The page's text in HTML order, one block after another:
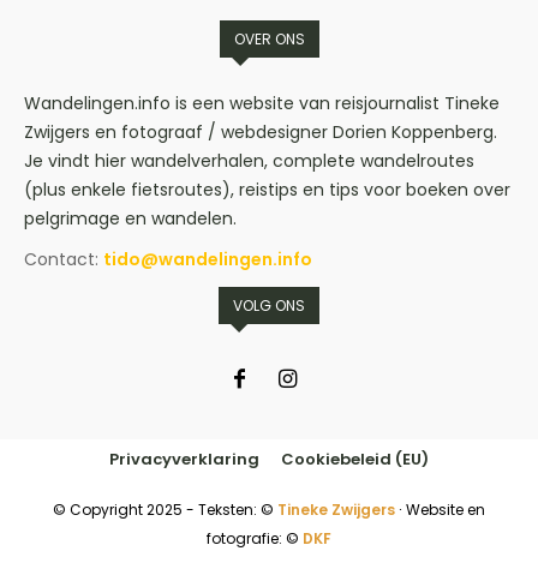
OVER ONS
Wandelingen.info is een website van reisjournalist Tineke
Zwijgers en fotograaf / webdesigner Dorien Koppenberg.
Je vindt hier wandelverhalen, complete wandelroutes
(plus enkele fietsroutes), reistips en tips voor boeken over
pelgrimage en wandelen.
Contact: tido@wandelingen.info
VOLG ONS
Privacyverklaring Cookiebeleid (EU)
© Copyright 2025 - Teksten: © Tineke Zwijgers ∙ Website en
fotografie: © DKF